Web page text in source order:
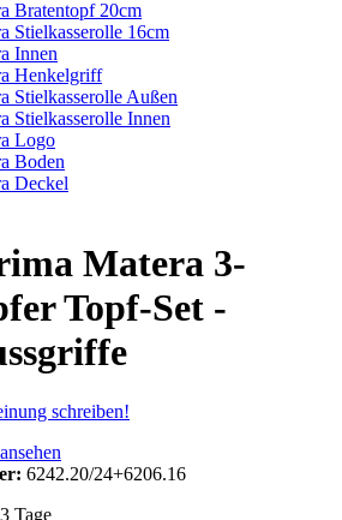
Matera 3-
Topf-Set -
schreiben!
6242.20/24+6206.16
Tage